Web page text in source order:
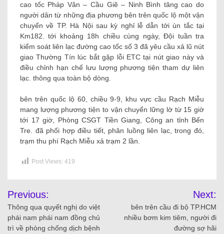
cao tốc Pháp Vân – Cầu Giẽ – Ninh Bình tăng cao do
người dân từ những địa phương bên trên quốc lộ một vận
chuyển về TP. Hà Nội sau kỳ nghỉ lễ dẫn tới ùn tắc tại
Km182. tới khoảng 18h chiều cùng ngày, Đội tuần tra
kiểm soát liên lạc đường cao tốc số 3 đã yêu cầu xả lũ nút
giao Thường Tín lúc bắt gặp lỗi ETC tại nút giao này và
điều chỉnh hạn chế lưu lượng phương tiện tham dự liên
lạc. thông qua toàn bộ dòng.
bên trên quốc lộ 60, chiều 9-9, khu vực cầu Rạch Miễu
mang lượng phương tiện to vận chuyển lững lờ từ 15 giờ
tới 17 giờ, Phòng CSGT Tiền Giang, Công an tỉnh Bến
Tre. đã phối hợp điều tiết, phân luồng liên lạc, trong đó,
trạm thu phí Rạch Miễu xả trạm 2 lần.
Post Views: 419
Previous:
Thông qua quyết nghị do việt
phái nam phái nam đồng chủ
trì về phòng chống dịch bệnh
Next:
bên trên cầu đi bộ TP.HCM
nhiều bơm kim tiêm, người đi
đường sợ hãi